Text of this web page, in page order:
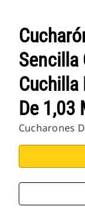
Sencilla
Cuchilla
De 1,03
Cucharones